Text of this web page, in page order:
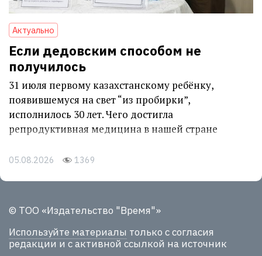
Актуально
Если дедовским способом не
получилось
31 июля первому казахстанскому ребёнку,
появившемуся на свет “из пробирки”,
исполнилось 30 лет. Чего достигла
репродуктивная медицина в нашей стране
05.08.2026 1369
© ТОО «Издательство "Время"»
Используйте материалы только с согласия
редакции и с активной ссылкой на источник